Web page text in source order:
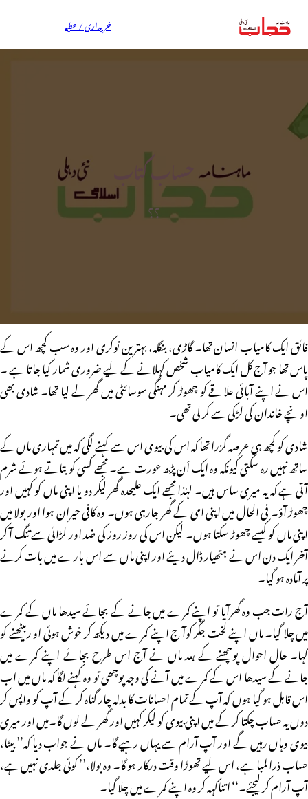
خریداری / عطیہ
حساب کتاب
؟؟
فائق ایک کامیاب انسان تھا۔ گاڑی، بنگلہ، بہترین نوکری اور وہ سب کچھ اس کے
پاس تھا جو آج کل ایک کامیاب شخص کہلانے کے لیے ضروری شمار کیا جاتا ہے ۔
اس نے اپنے آبائی علاقے کو چھوڑ کر مہنگی سوسائٹی میں گھر لے لیا تھا۔ شادی بھی
اونچے خاندان کی لڑکی سے کر لی تھی۔
شادی کو کچھ ہی عرصہ گزرا تھا کہ اس کی بیوی اس سے کہنے لگی کہ میں تمہاری ماں کے
ساتھ نہیں رہ سکتی کیونکہ وہ ایک اَن پڑھ عورت ہے۔ مجھے کسی کو بتاتے ہوئے شرم
آتی ہے کہ یہ میری ساس ہیں۔ لہٰذا مجھے ایک علیحدہ گھر لیکر دو یا اپنی ماں کو کہیں اور
چھوڑ آؤ۔ فی الحال میں اپنی امی کے گھر جارہی ہوں۔ وہ کافی حیران ہوا اور بولا میں
اپنی ماں کو کیسے چھوڑ سکتا ہوں۔ لیکن اس کی روز روز کی ضد اور لڑائی سے تنگ آ کر
آخر ایک دن اس نے ہتھیار ڈال دیئے اور اپنی ماں سے اس بارے میں بات کرنے
پر آمادہ ہو گیا۔
آج رات جب وہ گھرآیا تو اپنے کمرے میں جانے کے بجائے سیدھا ماں کے کمرے
میں چلا گیا۔ ماں اپنے لخت جگر کوآ ج اپنے کمرے میں دیکھ کر خوش ہوئی او ربیٹھنے کو
کہا۔ حال احوال پوچھنے کے بعد ماں نے آج اس طرح بجائے اپنے کمرے میں
جانے کے سیدھا اس کے کمرے میں آنے کی وجہ پوچھی تو وہ کہنے لگا کہ ماں میں اب
اس قابل ہو گیا ہوں کہ آپ کے تمام احسانات کا بدلہ چار گناہ کر کے آپ کو واپس کر
دوں یہ حساب چکتا کر کے میں اپنی بیوی کو لیکر کہیں اور گھر لے لوں گا۔میں اور میری
بیوی وہاں رہیں گے اور آپ آرام سے یہاں رہیے گا۔ ماں نے جواب دیا کہ’’ بیٹا،
حساب ذرا لمبا ہے، اس لیے تھوڑا وقت درکار ہو گا۔ وہ بولا،’’ کوئی جلدی نہیں ہے،
آپ آرام کر لیجئے۔‘‘ اتناکہہ کر وہ اپنے کمرے میں چلا گیا۔